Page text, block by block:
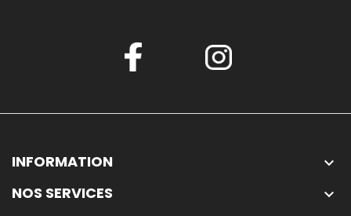
INFORMATION 
NOS SERVICES 